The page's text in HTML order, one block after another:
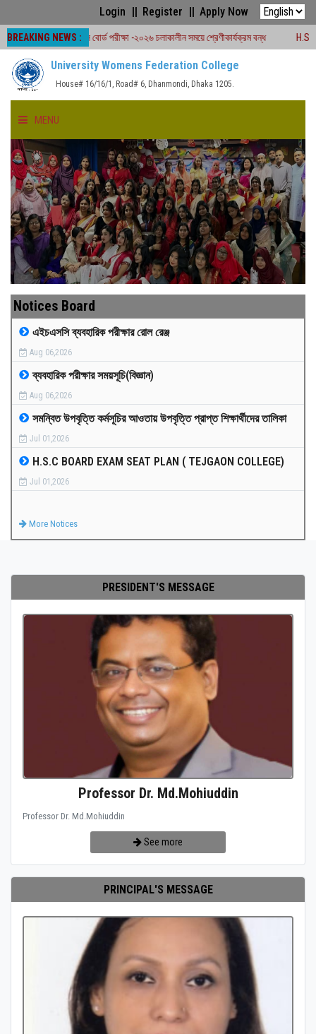
Login Register Apply Now
BREAKING NEWS :
এইচ এস সি বোর্ড পরীক্ষা -২০২৬ চলাকালীন সময়ে শ্রেণীকার্যক্রম বন্ধ H.S.C Board
University Womens Federation College
House# 16/16/1, Road# 6, Dhanmondi, Dhaka 1205.
MENU
HOME
ABOUT US
FACULTIES
ACADEMICS
GALLERY
MEDIA
PAYMENT
CO-CURRICULUM
RESULTS
Notices Board
এইচএসসি ব্যবহারিক পরীক্ষার রোল রেঞ্জ
Aug 06,2026
ব্যবহারিক পরীক্ষার সময়সূচি(বিজ্ঞান)
Aug 06,2026
সমন্বিত উপবৃত্তি কর্মসূচির আওতায় উপবৃত্তি প্রাপ্ত শিক্ষার্থীদের তালিকা
Jul 01,2026
H.S.C BOARD EXAM SEAT PLAN ( TEJGAON COLLEGE)
Jul 01,2026
More Notices
PRESIDENT'S MESSAGE
Professor Dr. Md.Mohiuddin
Professor Dr. Md.Mohiuddin
See more
PRINCIPAL'S MESSAGE